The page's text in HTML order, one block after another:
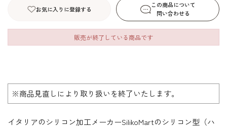
お気に入りに登録する
この商品について
問い合わせる
販売が終了している商品です
※商品見直しにより取り扱いを終了いたします。
イタリアのシリコン加工メーカーSilikoMartのシリコン型（ハ